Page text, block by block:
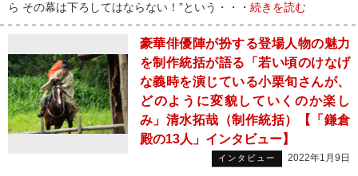
ら その幕は下ろしてはならない！”という・・・ 続きを読む
豪華俳優陣が扮する登場人物の魅力
を制作統括が語る「若い頃のけなげ
な義時を演じている小栗旬さんが、
どのように変貌していくのか楽し
み」清水拓哉（制作統括）【「鎌倉
殿の13人」インタビュー】
インタビュー 2022年1月9日